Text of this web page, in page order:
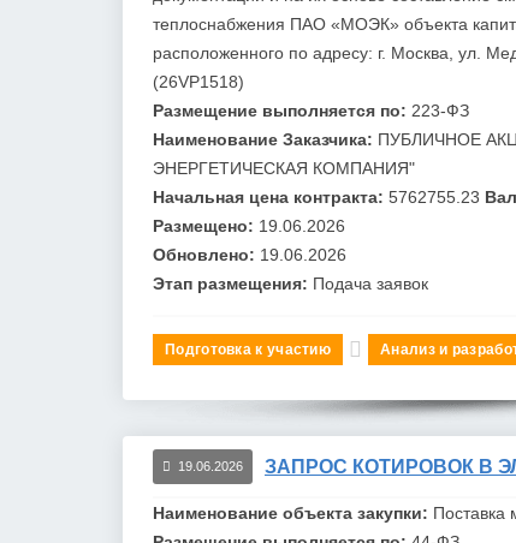
теплоснабжения ПАО «МОЭК» объекта
расположенного по адресу: г. Москва , ул.
(26VP1518)
Размещение выполняется по: 223-ФЗ
Наименование Заказчика: ПУБЛИЧНОЕ
ЭНЕРГЕТИЧЕСКАЯ КОМПАНИЯ"
Начальная цена контракта: 5762755.23
Размещено: 19.06.2026
Обновлено: 19.06.2026
Этап размещения: Подача заявок
Подготовка к участию Анализ и
19.06.2026 ЗАПРОС КОТИРОВОК В
Наименование объекта закупки: Поставка